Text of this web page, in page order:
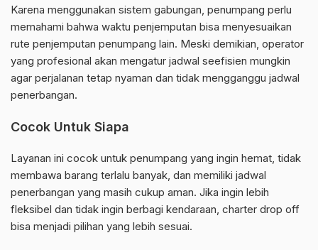
Karena menggunakan sistem gabungan, penumpang perlu
memahami bahwa waktu penjemputan bisa menyesuaikan
rute penjemputan penumpang lain. Meski demikian, operator
yang profesional akan mengatur jadwal seefisien mungkin
agar perjalanan tetap nyaman dan tidak mengganggu jadwal
penerbangan.
Cocok Untuk Siapa
Layanan ini cocok untuk penumpang yang ingin hemat, tidak
membawa barang terlalu banyak, dan memiliki jadwal
penerbangan yang masih cukup aman. Jika ingin lebih
fleksibel dan tidak ingin berbagi kendaraan, charter drop off
bisa menjadi pilihan yang lebih sesuai.